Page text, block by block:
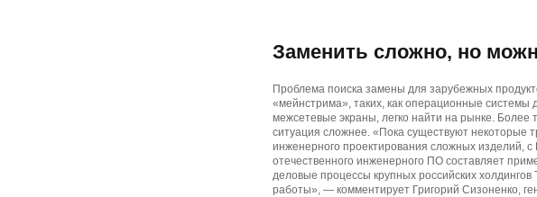
Заменить сложно, но
Проблема поиска замены для зарубежных
«мейнстрима», таких, как операционные
межсетевые экраны, легко найти на рынке. Более
ситуация сложнее. «Пока существуют некоторые
инженерного проектирования сложных изделий,
отечественного инженерного ПО составляет
деловые процессы крупных российских
работы», — комментирует Григорий Сизоненко,